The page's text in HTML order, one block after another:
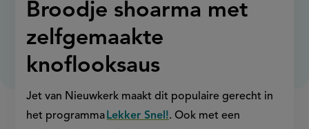
Maandag:
Broodje shoarma met
zelfgemaakte
knoflooksaus
Jet van Nieuwkerk maakt dit populaire gerecht in
het programma Lekker Snel!. Ook met een